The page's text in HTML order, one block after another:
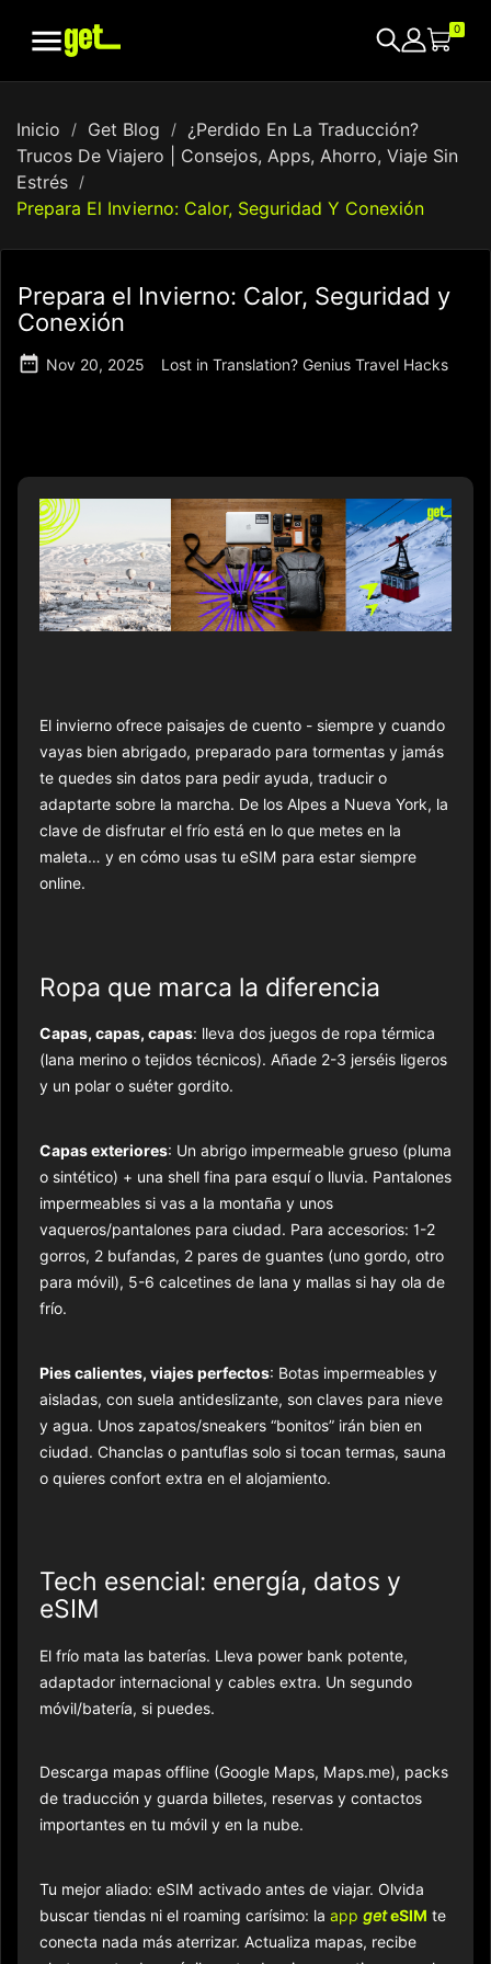
 0
Inicio Get Blog
¿Perdido En La Traducción?
Trucos De Viajero | Consejos, Apps, Ahorro, Viaje Sin
Estrés
Prepara El Invierno: Calor, Seguridad Y Conexión
Prepara el Invierno: Calor, Seguridad y
Conexión
 Nov 20, 2025 Lost in Translation? Genius Travel Hacks
El invierno ofrece paisajes de cuento - siempre y cuando
vayas bien abrigado, preparado para tormentas y jamás
te quedes sin datos para pedir ayuda, traducir o
adaptarte sobre la marcha. De los Alpes a Nueva York, la
clave de disfrutar el frío está en lo que metes en la
maleta… y en cómo usas tu eSIM para estar siempre
online.
Ropa que marca la diferencia
Capas, capas, capas: lleva dos juegos de ropa térmica
(lana merino o tejidos técnicos). Añade 2-3 jerséis ligeros
y un polar o suéter gordito.
Capas exteriores: Un abrigo impermeable grueso (pluma
o sintético) + una shell fina para esquí o lluvia. Pantalones
impermeables si vas a la montaña y unos
vaqueros/pantalones para ciudad. Para accesorios: 1-2
gorros, 2 bufandas, 2 pares de guantes (uno gordo, otro
para móvil), 5-6 calcetines de lana y mallas si hay ola de
frío.
Pies calientes, viajes perfectos: Botas impermeables y
aisladas, con suela antideslizante, son claves para nieve
y agua. Unos zapatos/sneakers “bonitos” irán bien en
ciudad. Chanclas o pantuflas solo si tocan termas, sauna
o quieres confort extra en el alojamiento.
Tech esencial: energía, datos y
eSIM
El frío mata las baterías. Lleva power bank potente,
adaptador internacional y cables extra. Un segundo
móvil/batería, si puedes.
Descarga mapas offline (Google Maps, Maps.me), packs
de traducción y guarda billetes, reservas y contactos
importantes en tu móvil y en la nube.
Tu mejor aliado: eSIM activado antes de viajar. Olvida
buscar tiendas ni el roaming carísimo: la app geteSIM te
conecta nada más aterrizar. Actualiza mapas, recibe